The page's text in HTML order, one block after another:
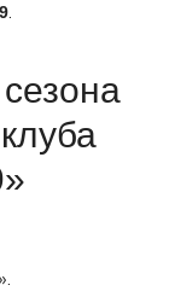
.
»
».